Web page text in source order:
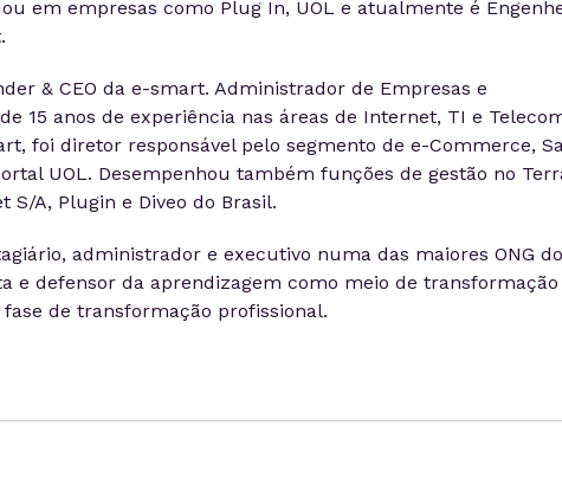
em empresas como Plug In, UOL e atualmente é
& CEO da e-smart. Administrador de Empresas e
15 anos de experiência nas áreas de Internet, TI e
foi diretor responsável pelo segmento de e-Commerce,
UOL. Desempenhou também funções de gestão no
S/A, Plugin e Diveo do Brasil.
administrador e executivo numa das maiores ONG do
e defensor da aprendizagem como meio de transformação
de transformação profissional.